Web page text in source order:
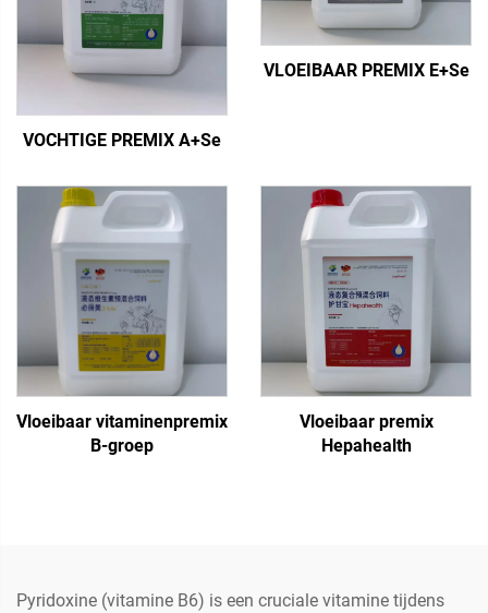
VOCHTIGE PREMIX A+Se
VLOEIBAAR PREMIX E+Se
Vloeibaar vitaminenpremix
B-groep
Vloeibaar premix
Hepahealth
Pyridoxine (vitamine B6) is een cruciale vitamine tijdens